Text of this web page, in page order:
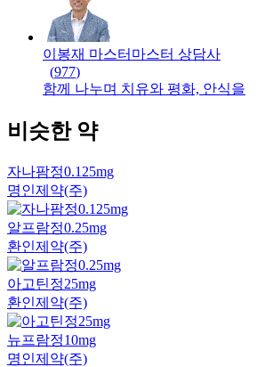
이봉재 마스터 마스터 상담사
(977)
함께 나누며 치유와 평화, 안식을
비슷한 약
자나팜정0.125mg
명인제약(주)
알프람정0.25mg
환인제약(주)
아고틴정25mg
환인제약(주)
뉴프람정10mg
명인제약(주)